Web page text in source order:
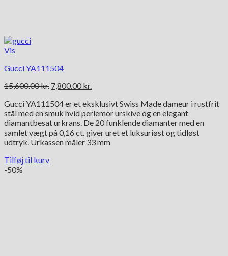
Vis
Gucci YA111504
15,600.00kr. Den
pris
var:
15,600.00 kr..
7,800.00 kr.
pris
er:
7,800.00 kr..
Gucci YA111504 er et eksklusivt Swiss Made dameur i rustfrit
stål med en smuk hvid perlemor urskive og en elegant
diamantbesat urkrans. De 20 funklende diamanter med en
samlet vægt på 0,16 ct. giver uret et luksuriøst og tidløst
udtryk. Urkassen måler 33 mm
Tilføj til kurv
-50%